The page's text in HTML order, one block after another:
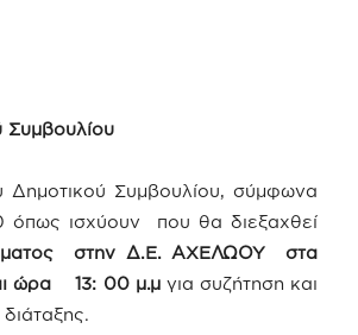
Δημοτικού Συμβουλίου, σύμφωνα
ισχύουν που θα διεξαχθεί
στην Δ.Ε. ΑΧΕΛΩΟΥ στα
ώρα 13: 00 μ.μγια συζήτηση και